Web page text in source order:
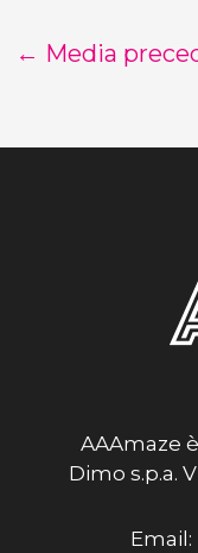
← Media
AAAmaze
Dimo s.p.a.